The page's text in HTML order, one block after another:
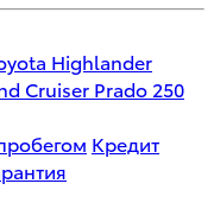
Highlander
Cruiser Prado 250
Кредит